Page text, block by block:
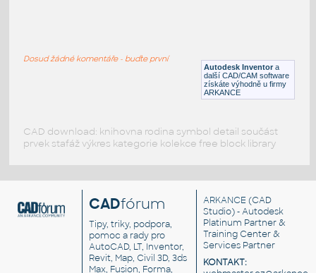
Lego 11025-White
Autodesk Inventor a
další CAD/CAM software
získáte výhodně u firmy
ARKANCE
Dosud žádné komentáře - buďte první
CAD download: knihovna rodina symbol detail součást
prvek stafáž výkres kategorie kolekce free block library
CADfórum
Tipy, triky, podpora,
pomoc a rady pro
AutoCAD, LT, Inventor,
Revit, Map, Civil 3D, 3ds
Max, Fusion, Forma,
ARKANCE (CAD
Studio) - Autodesk
Platinum Partner &
Training Center &
Services Partner
KONTAKT: